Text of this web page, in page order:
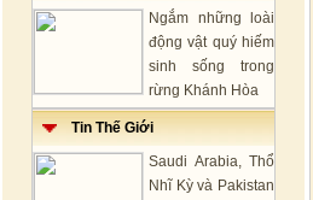
Ngắm những loài
động vật quý hiếm
sinh sống trong
rừng Khánh Hòa
Tin Thế Giới
Saudi Arabia, Thổ
Nhĩ Kỳ và Pakistan